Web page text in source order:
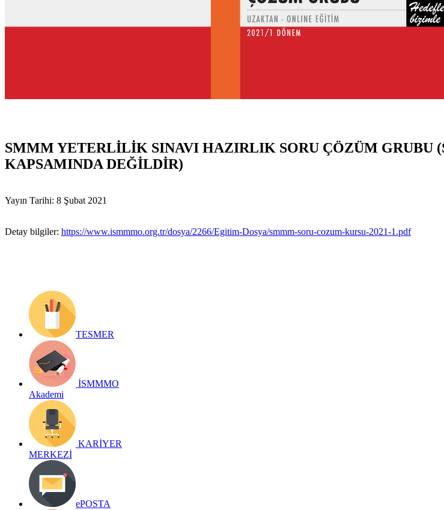
SMMM YETERLİLİK SINAVI HAZIRLIK SORU ÇÖZÜM GRUBU
KAPSAMINDA DEĞİLDİR)
Yayın Tarihi: 8 Şubat 2021
Detay bilgiler: https://www.ismmmo.org.tr/dosya/2266/Egitim-Dosya/smmm-soru-cozum-kursu-2021-1.pdf
TESMER
İSMMMO
Akademi
KARİYER
MERKEZİ
ePOSTA